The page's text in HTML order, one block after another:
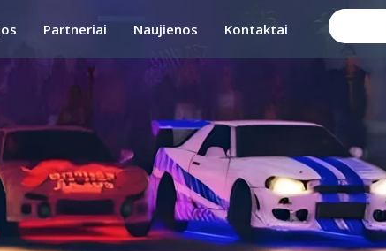
Partneriai Naujienos Kontaktai